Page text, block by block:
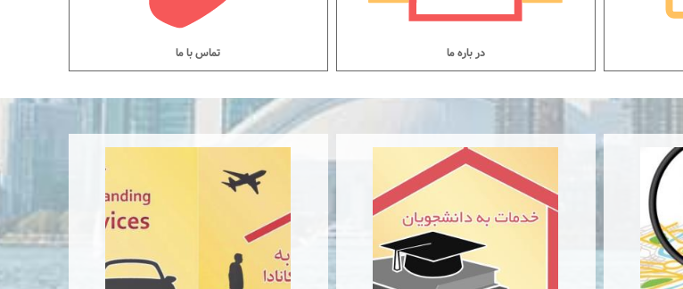
در باره ما تماس با ما